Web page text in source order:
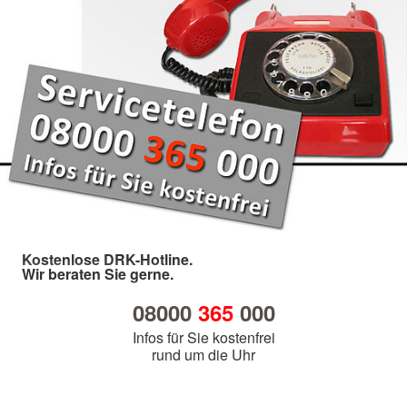
Kostenlose DRK-Hotline.
Wir beraten Sie gerne.
08000 365000
Infos für Sie kostenfrei
rund um die Uhr